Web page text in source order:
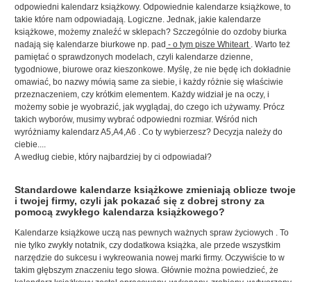
odpowiedni kalendarz książkowy. Odpowiednie kalendarze książkowe, to
takie które nam odpowiadają. Logiczne. Jednak, jakie kalendarze
książkowe, możemy znaleźć w sklepach? Szczególnie do ozdoby biurka
nadają się kalendarze biurkowe np. pad - o tym pisze Whiteart
. Warto też
pamiętać o sprawdzonych modelach, czyli kalendarze dzienne,
tygodniowe, biurowe oraz kieszonkowe. Myślę, że nie będę ich dokładnie
omawiać, bo nazwy mówią same za siebie, i każdy różnie się właściwie
przeznaczeniem, czy krótkim elementem. Każdy widział je na oczy, i
możemy sobie je wyobrazić, jak wyglądaj, do czego ich używamy. Prócz
takich wyborów, musimy wybrać odpowiedni rozmiar. Wśród nich
wyróżniamykalendarz A5,A4,A6
. Co ty wybierzesz? Decyzja należy do
ciebie....
A według ciebie, który najbardziej by ci odpowiadał?
Standardowe kalendarze książkowe zmieniają oblicze twoje
i twojej firmy, czyli jak pokazać się z dobrej strony za
pomocą zwykłego kalendarza książkowego?
Kalendarze książkowe uczą nas pewnych ważnych spraw życiowych
. To
nie tylko zwykły notatnik, czy dodatkowa książka, ale przede wszystkim
narzędzie do sukcesu i wykreowania nowej marki firmy. Oczywiście to w
takim głębszym znaczeniu tego słowa. Głównie można powiedzieć, że